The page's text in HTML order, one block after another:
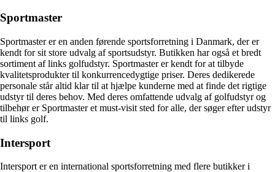
Sportmaster
Sportmaster er en anden førende sportsforretning i Danmark, der er
kendt for sit store udvalg af sportsudstyr. Butikken har også et bredt
sortiment af links golfudstyr. Sportmaster er kendt for at tilbyde
kvalitetsprodukter til konkurrencedygtige priser. Deres dedikerede
personale står altid klar til at hjælpe kunderne med at finde det rigtige
udstyr til deres behov. Med deres omfattende udvalg af golfudstyr og
tilbehør er Sportmaster et must-visit sted for alle, der søger efter udstyr
til links golf.
Intersport
Intersport er en international sportsforretning med flere butikker i